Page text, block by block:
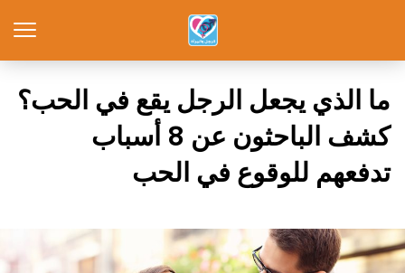
ما الذي يجعل الرجل يقع في الحب؟
كشف الباحثون عن 8 أسباب
تدفعهم للوقوع في الحب